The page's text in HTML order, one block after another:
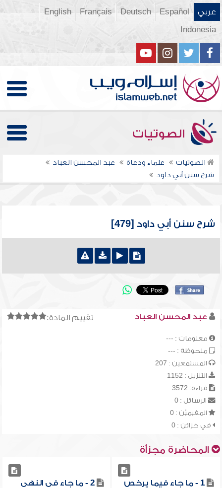
عربي Español
Deutsch
Français
English
Indonesia
الصوتيات
الصوتيات علماء ودعاة
عبد المحسن العباد
شرح سنن أبي داود
شرح سنن أبي داود [479]
تقييم المادة: عبد المحسن العباد
معلومات : ---
ملحوظة : ---
المستمعين : 207
التنزيل : 1152
قراءة: 3572
الرسائل : 0
المقيميّن : 0
في خزائن : 0
المحاضرة مجزأة
1 - ما جاء فيما يرخص
2 - ما جاء في النهي